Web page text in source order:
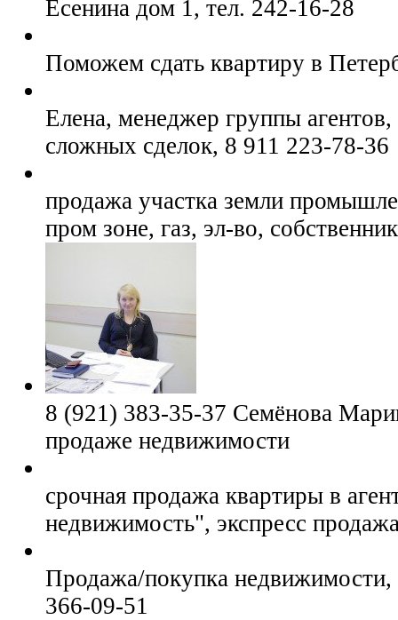
Есенина дом 1, тел. 242-16-28
Поможем сдать квартиру в
Елена, менеджер группы
сложных сделок, 8 911 223-78-36
продажа участка земли
пром зоне, газ, эл-во,
8 (921) 383-35-37 Семёнова
продаже недвижимости
срочная продажа квартиры в
недвижимость", экспресс
Продажа/покупка недвижимости,
366-09-51